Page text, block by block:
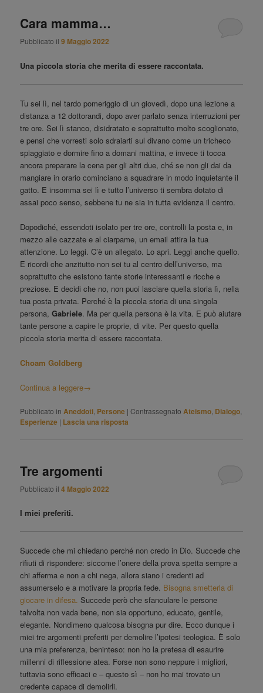
Cara mamma…
Pubblicato il9 Maggio 2022
Una piccola storia che merita di essere raccontata.
Tu sei lì, nel tardo pomeriggio di un giovedì, dopo una lezione a
distanza a 12 dottorandi, dopo aver parlato senza interruzioni per
tre ore. Sei lì stanco, disidratato e soprattutto molto scoglionato,
e pensi che vorresti solo sdraiarti sul divano come un tricheco
spiaggiato e dormire fino a domani mattina, e invece ti tocca
ancora preparare la cena per gli altri due, ché se non gli dai da
mangiare in orario cominciano a squadrare in modo inquietante il
gatto. E insomma sei lì e tutto l’universo ti sembra dotato di
assai poco senso, sebbene tu ne sia in tutta evidenza il centro.
Dopodiché, essendoti isolato per tre ore, controlli la posta e, in
mezzo alle cazzate e al ciarpame, un email attira la tua
attenzione. Lo leggi. C’è un allegato. Lo apri. Leggi anche quello.
E ricordi che anzitutto non sei tu al centro dell’universo, ma
soprattutto che esistono tante storie interessanti e ricche e
preziose. E decidi che no, non puoi lasciare quella storia lì, nella
tua posta privata. Perché è la piccola storia di una singola
persona,Gabriele. Ma per quella persona è la vita. E può aiutare
tante persone a capire le proprie, di vite. Per questo quella
piccola storia merita di essere raccontata.
Choam Goldberg
Continua a leggere→
Pubblicato in Aneddoti Persone |Contrassegnato Ateismo Dialogo
Esperienze | Lascia una risposta
Tre argomenti
Pubblicato il4 Maggio 2022
I miei preferiti.
Succede che mi chiedano perché non credo in Dio. Succede che
rifiuti di rispondere: siccome l’onere della prova spetta sempre a
chi afferma e non a chi nega, allora siano i credenti ad
assumerselo e a motivare la propria fede. Bisogna smetterla di
giocare in difesa. Succede però che sfanculare le persone
talvolta non vada bene, non sia opportuno, educato, gentile,
elegante. Nondimeno qualcosa bisogna pur dire. Ecco dunque i
miei tre argomenti preferiti per demolire l’ipotesi teologica. È solo
una mia preferenza, beninteso: non ho la pretesa di esaurire
millenni di riflessione atea. Forse non sono neppure i migliori,
tuttavia sono efficaci e – questo sì – non ho mai trovato un
credente capace di demolirli.